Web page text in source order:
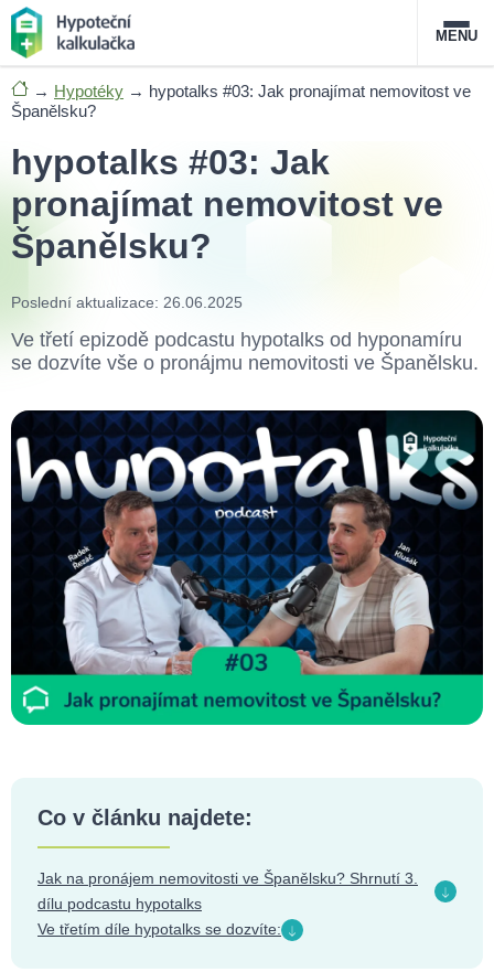
Nabídka hypoték
Magazín
Průvodce hypotékami
MENU
→ Hypotéky → hypotalks #03: Jak pronajímat nemovitost ve
Španělsku?
hypotalks #03: Jak
pronajímat nemovitost ve
Španělsku?
Poslední aktualizace: 26.06.2025
Ve třetí epizodě podcastu hypotalks od hyponamíru
se dozvíte vše o pronájmu nemovitosti ve Španělsku.
Co v článku najdete:
Jak na pronájem nemovitosti ve Španělsku? Shrnutí 3.
dílu podcastu hypotalks
Ve třetím díle hypotalks se dozvíte: